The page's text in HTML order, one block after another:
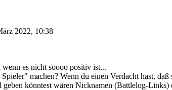
2022, 10:38
es nicht soooo positiv ist...
machen? Wenn du einen Verdacht hast,
geben könntest wären Nicknamen (Battlelog-